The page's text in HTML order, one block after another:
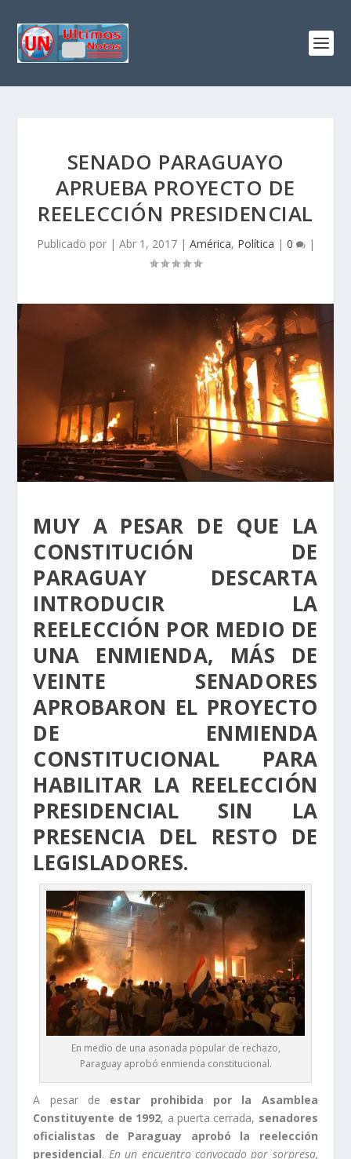
SENADO PARAGUAYO
APRUEBA PROYECTO DE
REELECCIÓN PRESIDENCIAL
Publicado por | Abr 1, 2017| América, Política | 0 |
MUY A PESAR DE QUE LA
CONSTITUCIÓN DE
PARAGUAY DESCARTA
INTRODUCIR LA
REELECCIÓN POR MEDIO DE
UNA ENMIENDA, MÁS DE
VEINTE SENADORES
APROBARON EL PROYECTO
DE ENMIENDA
CONSTITUCIONAL PARA
HABILITAR LA REELECCIÓN
PRESIDENCIAL SIN LA
PRESENCIA DEL RESTO DE
LEGISLADORES.
En medio de una asonada popular de rechazo,
Paraguay aprobó enmienda constitucional.
A pesar de estar prohibida por la Asamblea
Constituyente de 1992, a puerta cerrada, senadores
oficialistas de Paraguay aprobó la reelección
presidencial. En un encuentro convocado por sorpresa,